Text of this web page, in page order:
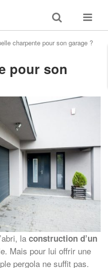
Toggle
search
Toggle
charpente pour son garage ?
pour son
la construction d’un
Mais pour lui offrir une
pergola ne suffit pas.